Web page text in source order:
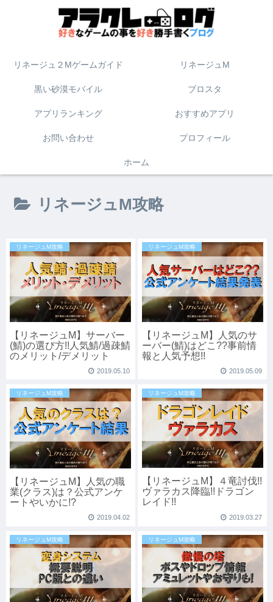
リネージュ２Mゲームガイド リネージュM
黒い砂漠モバイル ブロスタ
アプリランキング おすすめアプリ
お問い合わせ プロフィール
ホーム
リネージュM攻略
リネージュM攻略
【リネージュM】サーバー
(鯖)の選び方!!人気鯖/過疎鯖
のメリット/デメリット
2019.05.10
リネージュM攻略
【リネージュM】人気のサ
ーバー(鯖)はどこ??事前情
報と人気予想!!
2019.05.09
リネージュM攻略
【リネージュM】人気の職
業(クラス)は？公式アンケ
ートやいかに!?
2019.04.02
リネージュM攻略
【リネージュM】４竜討伐!!
ヴァラカス降臨!!ドラゴン
レイド!!
2019.03.27
リネージュM攻略 リネージュM攻略